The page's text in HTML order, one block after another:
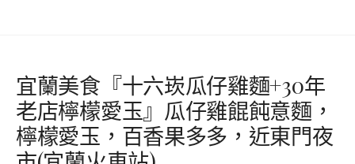
宜蘭美食『十六崁瓜仔雞麵+30年
老店檸檬愛玉』瓜仔雞餛飩意麵，
檸檬愛玉，百香果多多，近東門夜